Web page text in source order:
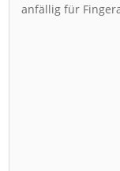
anfällig für